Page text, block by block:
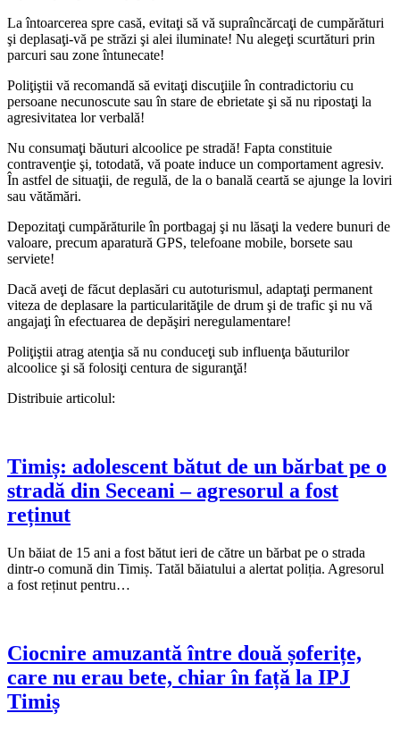
La întoarcerea spre casă, evitaţi să vă supraîncărcaţi de cumpărături
şi deplasaţi-vă pe străzi şi alei iluminate! Nu alegeţi scurtături prin
parcuri sau zone întunecate!
Poliţiştii vă recomandă să evitaţi discuţiile în contradictoriu cu
persoane necunoscute sau în stare de ebrietate şi să nu ripostaţi la
agresivitatea lor verbală!
Nu consumaţi băuturi alcoolice pe stradă! Fapta constituie
contravenţie şi, totodată, vă poate induce un comportament agresiv.
În astfel de situaţii, de regulă, de la o banală ceartă se ajunge la loviri
sau vătămări.
Depozitaţi cumpărăturile în portbagaj şi nu lăsaţi la vedere bunuri de
valoare, precum aparatură GPS, telefoane mobile, borsete sau
serviete!
Dacă aveţi de făcut deplasări cu autoturismul, adaptaţi permanent
viteza de deplasare la particularităţile de drum şi de trafic şi nu vă
angajaţi în efectuarea de depăşiri neregulamentare!
Poliţiştii atrag atenţia să nu conduceţi sub influenţa băuturilor
alcoolice şi să folosiţi centura de siguranţă!
Distribuie articolul:
Timiș: adolescent bătut de un bărbat pe o
stradă din Seceani – agresorul a fost
reținut
Un băiat de 15 ani a fost bătut ieri de către un bărbat pe o strada
dintr-o comună din Timiș. Tatăl băiatului a alertat poliția. Agresorul
a fost reținut pentru…
Ciocnire amuzantă între două șoferițe,
care nu erau bete, chiar în față la IPJ
Timiș